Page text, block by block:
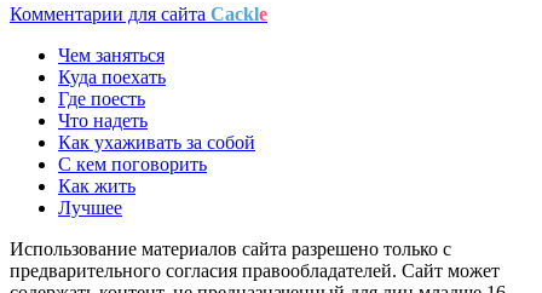
Комментарии для сайта Cackle
Чем заняться
Куда поехать
Где поесть
Что надеть
Как ухаживать за собой
С кем поговорить
Как жить
Лучшее
Использование материалов сайта разрешено только с
предварительного согласия правообладателей. Сайт может